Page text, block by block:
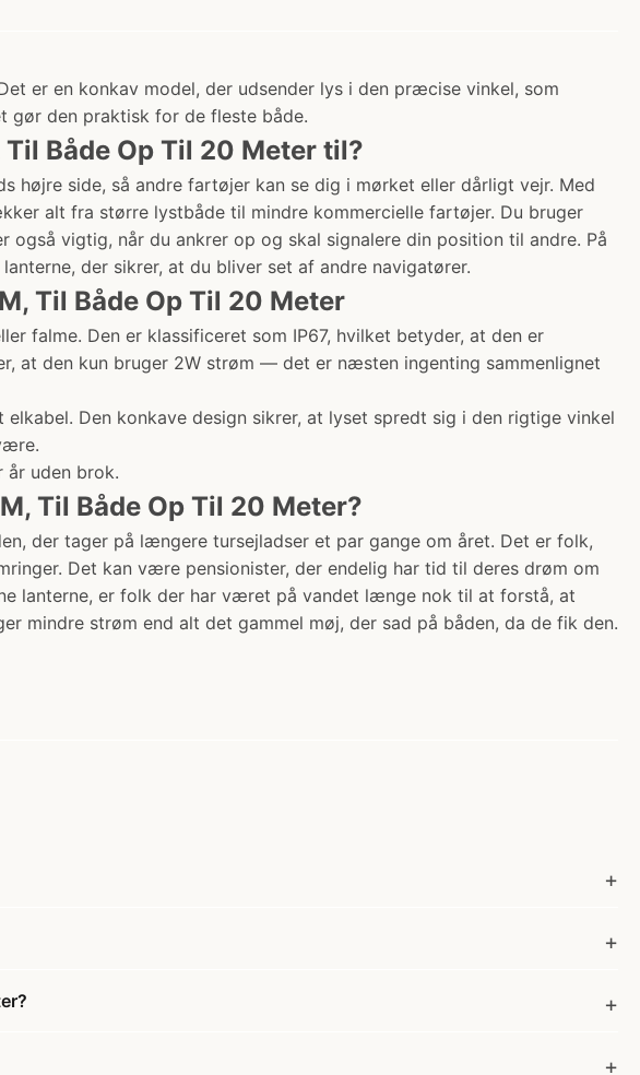
er en konkav model, der udsender lys i den præcise vinkel, som
gør den praktisk for de fleste både.
Både Op Til 20 Meter til?
højre side, så andre fartøjer kan se dig i mørket eller dårligt vejr. Med
alt fra større lystbåde til mindre kommercielle fartøjer. Du bruger
vigtig, når du ankrer op og skal signalere din position til andre. På
der sikrer, at du bliver set af andre navigatører.
Til Både Op Til 20 Meter
falme. Den er klassificeret som IP67, hvilket betyder, at den er
at den kun bruger 2W strøm — det er næsten ingenting sammenlignet
Den konkave design sikrer, at lyset spredt sig i den rigtige vinkel
år uden brok.
Til Både Op Til 20 Meter?
der tager på længere tursejladser et par gange om året. Det er folk,
Det kan være pensionister, der endelig har tid til deres drøm om
lanterne, er folk der har været på vandet længe nok til at forstå, at
mindre strøm end alt det gammel møj, der sad på båden, da de fik den.